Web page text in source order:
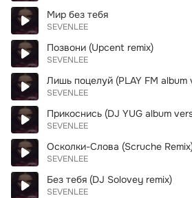
Мир без тебя
SEVENLEE
Позвони (Upcent remix)
SEVENLEE
Лишь поцелуй (PLAY FM album
SEVENLEE
Прикоснись (DJ YUG album
SEVENLEE
Осколки-Слова (Scruche
SEVENLEE
Без тебя (DJ Solovey remix)
SEVENLEE